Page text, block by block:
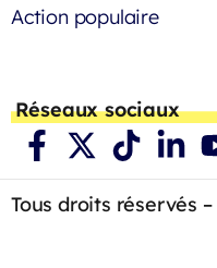
Action populaire
Réseaux sociaux
Tous droits réservés –